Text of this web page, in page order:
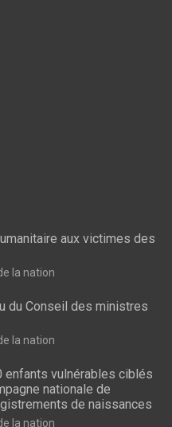
aux victimes des
la nation
du Conseil des ministres
la nation
enfants vulnérables ciblés
nationale de
de naissances
la nation